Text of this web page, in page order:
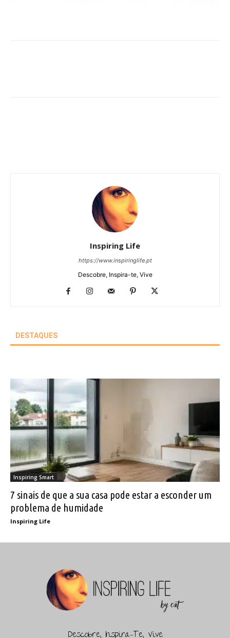
Inspiring Life
https://www.inspiringlife.pt
Descobre, Inspira-te, Vive
DESTAQUES
Inspiring Smart
7 sinais de que a sua casa pode estar a esconder um
problema de humidade
Inspiring Life